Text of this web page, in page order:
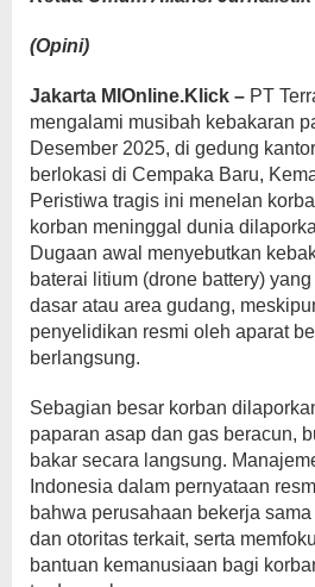
(Opini)
Jakarta MIOnline.Klick – PT
mengalami musibah kebakaran
Desember 2025, di gedung
berlokasi di Cempaka Baru,
Peristiwa tragis ini menelan
korban meninggal dunia
Dugaan awal menyebutkan
baterai litium (drone battery)
dasar atau area gudang,
penyelidikan resmi oleh aparat
berlangsung.
Sebagian besar korban
paparan asap dan gas beracun,
bakar secara langsung.
Indonesia dalam pernyataan
bahwa perusahaan bekerja
dan otoritas terkait, serta
bantuan kemanusiaan bagi